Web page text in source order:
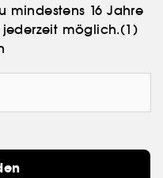
mindestens 16 Jahre
möglich.(1)